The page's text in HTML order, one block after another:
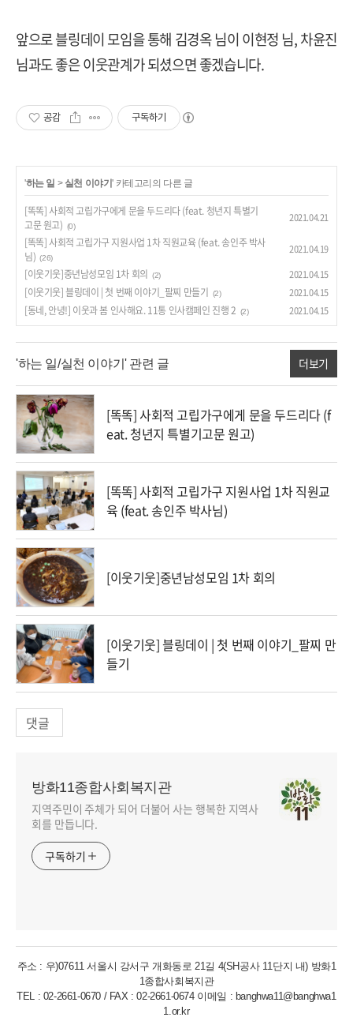
앞으로 블링데이 모임을 통해 김경옥 님이 이현정 님, 차윤진
님과도 좋은 이웃관계가 되셨으면 좋겠습니다.
공감 구독하기
'하는 일 > 실천 이야기' 카테고리의 다른 글
[똑똑] 사회적 고립가구에게 문을 두드리다 (feat. 청년지 특별기
고문 원고) (0)
2021.04.21
[똑똑] 사회적 고립가구 지원사업 1차 직원교육 (feat. 송인주 박사
님) (26)
2021.04.19
[이웃기웃]중년남성모임 1차 회의 (2) 2021.04.15
[이웃기웃] 블링데이 | 첫 번째 이야기_팔찌 만들기 (2) 2021.04.15
[동네, 안녕!] 이웃과 봄 인사해요. 11통 인사캠페인 진행 2 (2) 2021.04.15
'하는 일/실천 이야기' 관련 글 더보기
[똑똑] 사회적 고립가구에게 문을 두드리다 (f
eat. 청년지 특별기고문 원고)
[똑똑] 사회적 고립가구 지원사업 1차 직원교
육 (feat. 송인주 박사님)
[이웃기웃]중년남성모임 1차 회의
[이웃기웃] 블링데이 | 첫 번째 이야기_팔찌 만
들기
댓글
방화11종합사회복지관
지역주민이 주체가 되어 더불어 사는 행복한 지역사
회를 만듭니다.
구독하기
주소 : 우)07611 서울시 강서구 개화동로 21길 4(SH공사 11단지 내) 방화1
1종합사회복지관
TEL : 02-2661-0670 / FAX : 02-2661-0674 이메일 : banghwa11@banghwa1
1.or.kr